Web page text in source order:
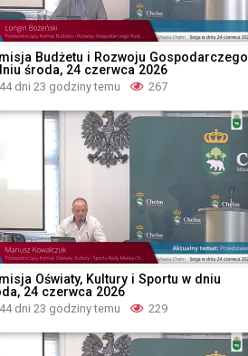
Budżetu i Rozwoju Gospodarczego
środa, 24 czerwca 2026
44 dni 23 godziny temu 267
Oświaty, Kultury i Sportu w dniu
24 czerwca 2026
44 dni 23 godziny temu 229